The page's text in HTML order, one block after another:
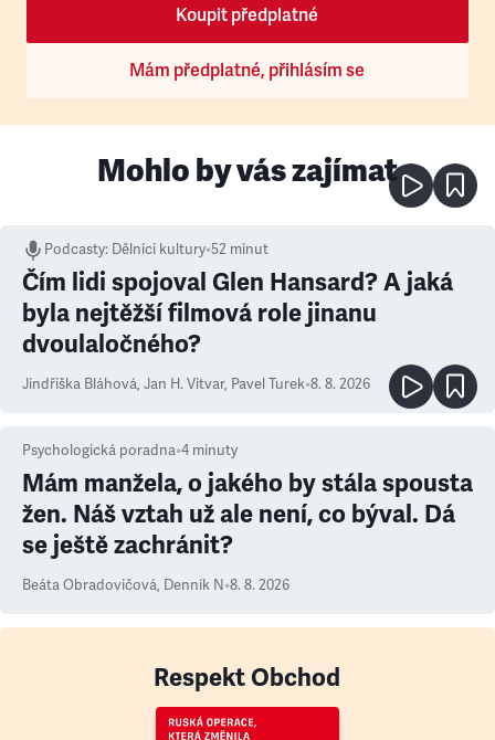
Koupit předplatné
Mám předplatné, přihlásím se
Mohlo by vás zajímat
Podcasty: Dělníci kultury•52 minut
Čím lidi spojoval Glen Hansard? A jaká
byla nejtěžší filmová role jinanu
dvoulaločného?
Jindřiška Bláhová, Jan H. Vitvar, Pavel Turek•8. 8. 2026
Psychologická poradna•4 minuty
Mám manžela, o jakého by stála spousta
žen. Náš vztah už ale není, co býval. Dá
se ještě zachránit?
Beáta Obradovičová, Denník N•8. 8. 2026
Respekt Obchod